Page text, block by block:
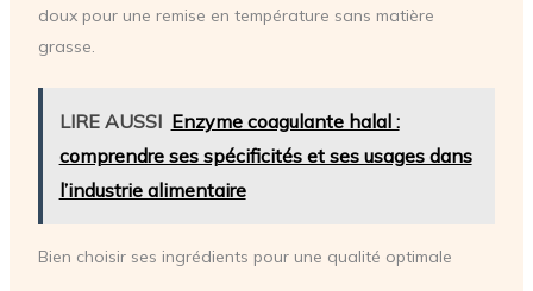
doux pour une remise en température sans matière
grasse.
LIRE AUSSI Enzyme coagulante halal :
comprendre ses spécificités et ses usages dans
l’industrie alimentaire
Bien choisir ses ingrédients pour une qualité optimale